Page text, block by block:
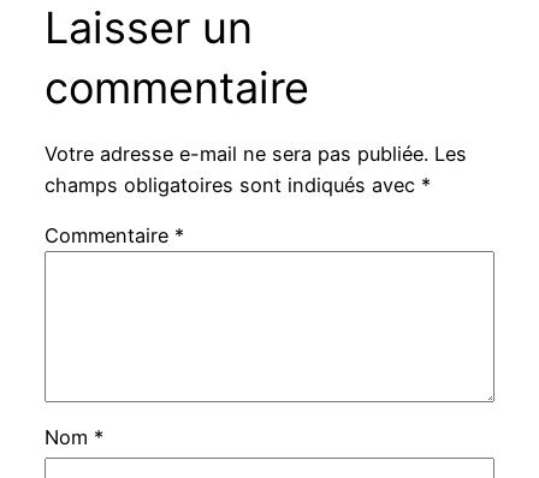
Laisser un
commentaire
Votre adresse e-mail ne sera pas publiée. Les
champs obligatoires sont indiqués avec *
Commentaire *
Nom *